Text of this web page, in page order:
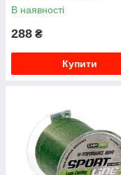
В наявності
288 ₴
Купити